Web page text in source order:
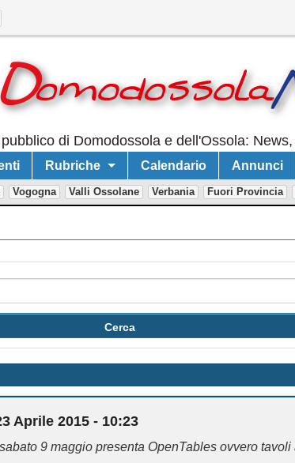
di Domodossola e dell'Ossola:
Rubriche Calendario Annunci
Vogogna Valli Ossolane Verbania Fuori Provincia
Aprile 2015 - 10:23
9 maggio presenta OpenTables ovvero